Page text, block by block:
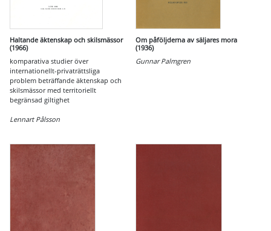
Haltande äktenskap och skilsmässor
(1966)
komparativa studier över
internationellt-privaträttsliga
problem beträffande äktenskap och
skilsmässor med territoriellt
begränsad giltighet
Lennart Pålsson
Om påföljderna av säljares mora
(1936)
Gunnar Palmgren